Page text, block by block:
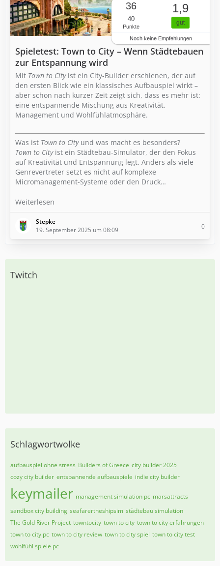
36
40
Punkte
1,9
gut
Noch keine Empfehlungen
Spieletest: Town to City – Wenn Städtebauen
zur Entspannung wird
Mit Town to Cityist ein City-Builder erschienen, der auf
den ersten Blick wie ein klassisches Aufbauspiel wirkt –
aber schon nach kurzer Zeit zeigt sich, dass es mehr ist:
eine entspannende Mischung aus Kreativität,
Management und Wohlfühlatmosphäre.
Was ist Town to Cityund was macht es besonders?
Town to Cityist ein Städtebau-Simulator, der den Fokus
auf Kreativität und Entspannung legt. Anders als viele
Genrevertreter setzt es nicht auf komplexe
Micromanagement-Systeme oder den Druck…
Weiterlesen
Stepke
19. September 2025 um 08:09
0
Twitch
Schlagwortwolke
aufbauspiel ohne stress Builders of Greece city builder 2025
cozy city builder entspannende aufbauspiele indie city builder
keymailer management simulation pc marsattracts
sandbox city building seafarertheshipsim städtebau simulation
The Gold River Project towntocity town to city town to city erfahrungen
town to city pc town to city review town to city spiel town to city test
wohlfühl spiele pc